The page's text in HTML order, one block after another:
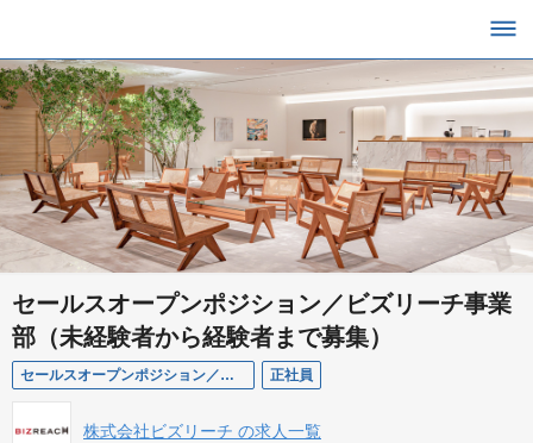
セールスオープンポジション／ビズリーチ事業
部（未経験者から経験者まで募集）
セールスオープンポジション／ビズリーチ事業部 正社員
株式会社ビズリーチ の求人一覧